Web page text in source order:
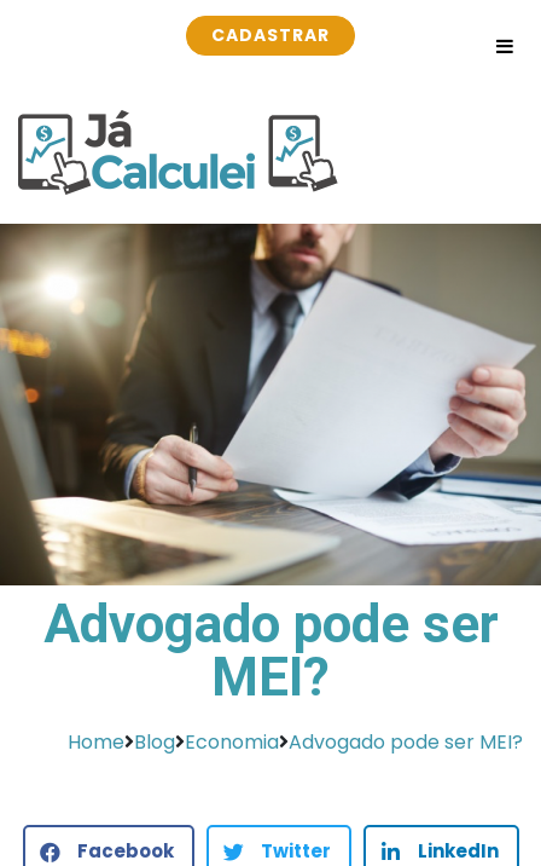
CADASTRAR
Advogado pode ser
MEI?
Home Blog Economia Advogado pode ser MEI?
Facebook Twitter LinkedIn